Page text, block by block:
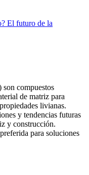
El futuro de la
compuestos
de matriz para
livianas.
y tendencias futuras
y construcción.
para soluciones